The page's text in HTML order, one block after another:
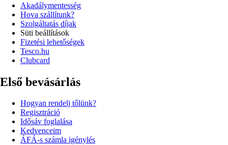
Akadálymentesség
Hova szállítunk?
Szolgáltatás díjak
Süti beállítások
Fizetési lehetőségek
Tesco.hu
Clubcard
Első bevásárlás
Hogyan rendelj tőlünk?
Regisztráció
Idősáv foglalása
Kedvenceim
ÁFÁ-s számla igénylés